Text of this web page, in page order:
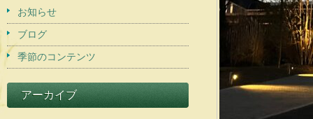
お知らせ
ブログ
季節のコンテンツ
アーカイブ